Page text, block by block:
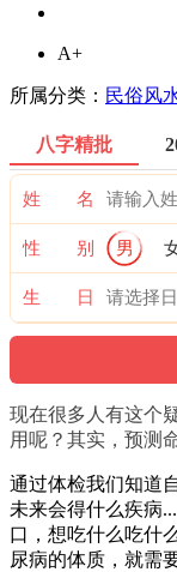
A+
所属分类： 民俗风
八字精批
姓 名
性 别 男
生 日
现在很多人有这个
用呢？其实，预测
通过体检我们知道
未来会得什么疾病
口，想吃什么吃什
尿病的体质，就需